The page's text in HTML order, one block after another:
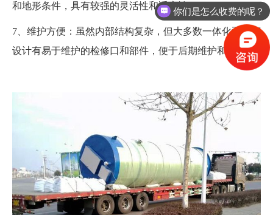
和地形条件，具有较强的灵活性和适应性。
7、维护方便：虽然内部结构复杂，但大多数一体化泵站都
设计有易于维护的检修口和部件，便于后期维护和保养。
你们是怎么收费的呢？